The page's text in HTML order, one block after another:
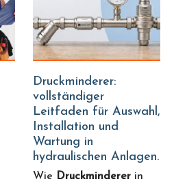
Druckminderer:
vollständiger
Leitfaden für Auswahl,
Installation und
Wartung in
hydraulischen Anlagen.
Wie Druckminderer in